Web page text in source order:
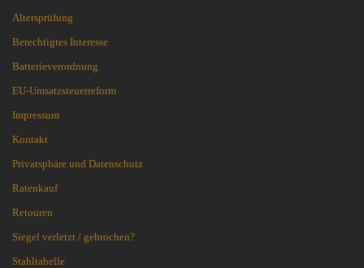
Altersprüfung
Berechtigtes Interesse
Batterieverordnung
EU-Umsatzsteuerreform
Impressum
Kontakt
Privatsphäre und Datenschutz
Ratenkauf
Retouren
Siegel verletzt / gebrochen?
Stahltabelle